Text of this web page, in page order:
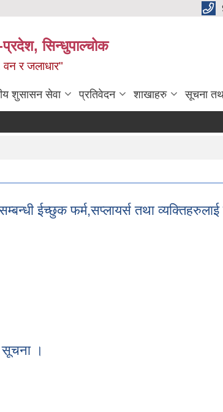
प्रदेश, सिन्धुपाल्चोक
वन र जलाधार"
शुसासन सेवा प्रतिवेदन शाखाहरु सूचना
ईच्छुक फर्म,सप्लायर्स तथा
सूचना ।